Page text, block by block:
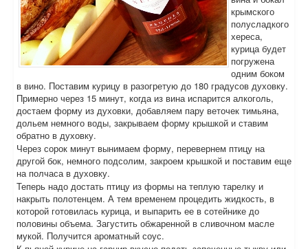
крымского
полусладкого
хереса,
курица будет
погружена
одним боком
в вино. Поставим курицу в разогретую до 180 градусов духовку.
Примерно через 15 минут, когда из вина испарится алкоголь,
достаем форму из духовки, добавляем пару веточек тимьяна,
дольем немного воды, закрываем форму крышкой и ставим
обратно в духовку.
Через сорок минут вынимаем форму, перевернем птицу на
другой бок, немного подсолим, закроем крышкой и поставим еще
на полчаса в духовку.
Теперь надо достать птицу из формы на теплую тарелку и
накрыть полотенцем. А тем временем процедить жидкость, в
которой готовилась курица, и выпарить ее в сотейнике до
половины объема. Загустить обжаренной в сливочном масле
мукой. Получится ароматный соус.